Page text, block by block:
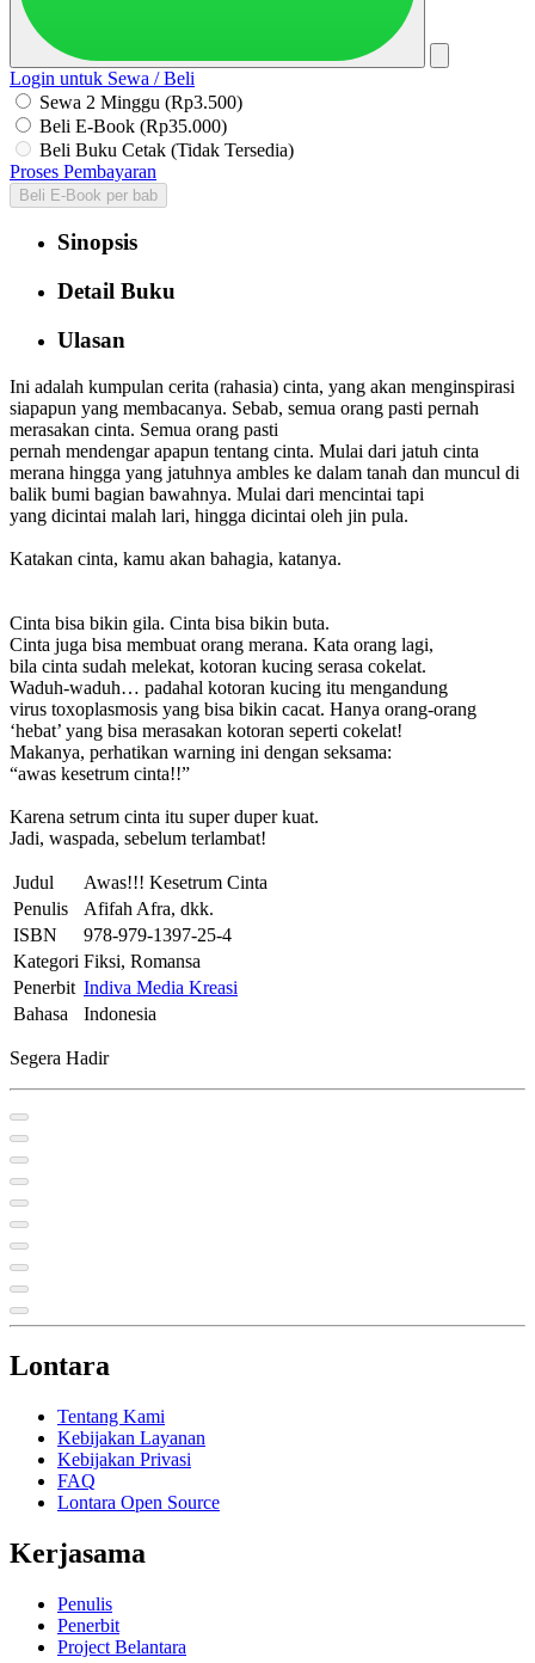
Login untuk Sewa / Beli
Sewa 2 Minggu (Rp3.500)
Beli E-Book (Rp35.000)
Beli Buku Cetak (Tidak Tersedia)
Proses Pembayaran
Beli E-Book per bab
Sinopsis
Detail Buku
Ulasan
Ini adalah kumpulan cerita (rahasia) cinta, yang akan menginspirasi
siapapun yang membacanya. Sebab, semua orang pasti pernah
merasakan cinta. Semua orang pasti
pernah mendengar apapun tentang cinta. Mulai dari jatuh cinta
merana hingga yang jatuhnya ambles ke dalam tanah dan muncul di
balik bumi bagian bawahnya. Mulai dari mencintai tapi
yang dicintai malah lari, hingga dicintai oleh jin pula.
Katakan cinta, kamu akan bahagia, katanya.
Cinta bisa bikin gila. Cinta bisa bikin buta.
Cinta juga bisa membuat orang merana. Kata orang lagi,
bila cinta sudah melekat, kotoran kucing serasa cokelat.
Waduh-waduh… padahal kotoran kucing itu mengandung
virus toxoplasmosis yang bisa bikin cacat. Hanya orang-orang
‘hebat’ yang bisa merasakan kotoran seperti cokelat!
Makanya, perhatikan warning ini dengan seksama:
“awas kesetrum cinta!!”
Karena setrum cinta itu super duper kuat.
Jadi, waspada, sebelum terlambat!
Judul
Awas!!! Kesetrum Cinta
Penulis
Afifah Afra, dkk.
ISBN
978-979-1397-25-4
Kategori Fiksi, Romansa
Penerbit Indiva Media Kreasi
Bahasa
Indonesia
Segera Hadir
Lontara
Tentang Kami
Kebijakan Layanan
Kebijakan Privasi
FAQ
Lontara Open Source
Kerjasama
Penulis
Penerbit
Project Belantara